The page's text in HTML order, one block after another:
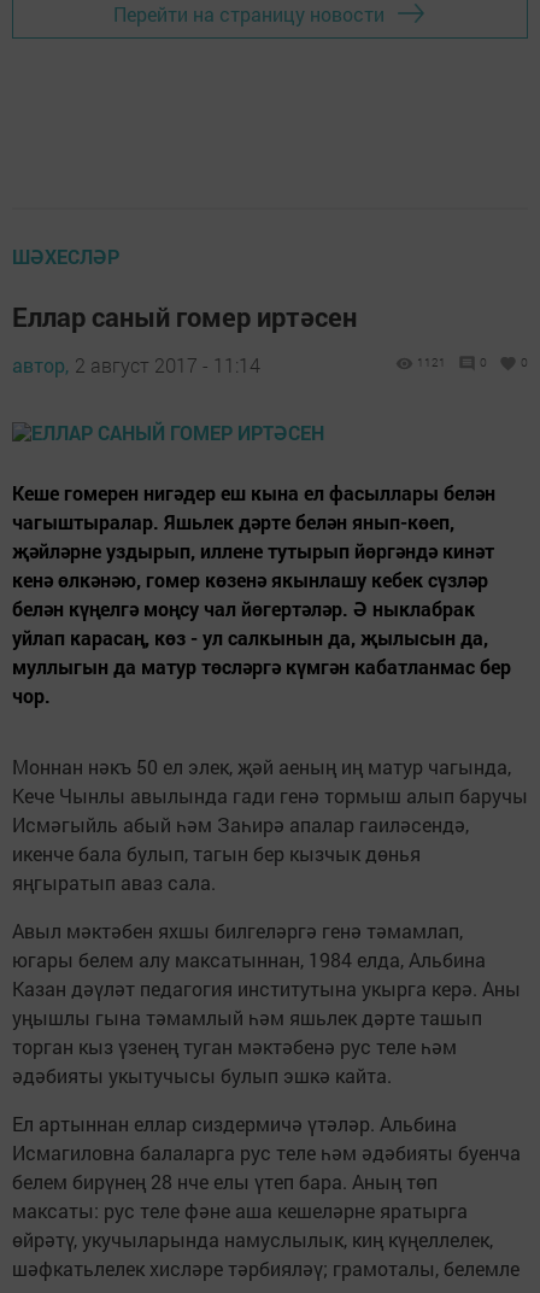
Перейти на страницу новости
ШӘХЕСЛӘР
Еллар саный гомер иртәсен
автор, 2 август 2017 - 11:14 1121 0 0
Кеше гомерен нигәдер еш кына ел фасыллары белән
чагыштыралар. Яшьлек дәрте белән янып-көеп,
җәйләрне уздырып, иллене тутырып йөргәндә кинәт
кенә өлкәнәю, гомер көзенә якынлашу кебек сүзләр
белән күңелгә моңсу чал йөгертәләр. Ә ныклабрак
уйлап карасаң, көз - ул салкынын да, җылысын да,
муллыгын да матур төсләргә күмгән кабатланмас бер
чор.
Моннан нәкъ 50 ел элек, җәй аеның иң матур чагында,
Кече Чынлы авылында гади генә тормыш алып баручы
Исмәгыйль абый һәм Заһирә апалар гаиләсендә,
икенче бала булып, тагын бер кызчык дөнья
яңгыратып аваз сала.
Авыл мәктәбен яхшы билгеләргә генә тәмамлап,
югары белем алу максатыннан, 1984 елда, Альбина
Казан дәүләт педагогия институтына укырга керә. Аны
уңышлы гына тәмамлый һәм яшьлек дәрте ташып
торган кыз үзенең туган мәктәбенә рус теле һәм
әдәбияты укытучысы булып эшкә кайта.
Ел артыннан еллар сиздермичә үтәләр. Альбина
Исмагиловна балаларга рус теле һәм әдәбияты буенча
белем бирүнең 28 нче елы үтеп бара. Аның төп
максаты: рус теле фәне аша кешеләрне яратырга
өйрәтү, укучыларында намуслылык, киң күңеллелек,
шәфкатьлелек хисләре тәрбияләү; грамоталы, белемле